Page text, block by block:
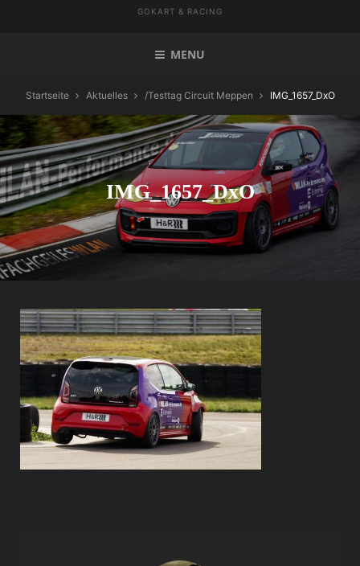
GOKART & RACING
MENU
Startseite Aktuelles /Testtag Circuit Meppen IMG_1657_DxO
IMG_1657_DxO